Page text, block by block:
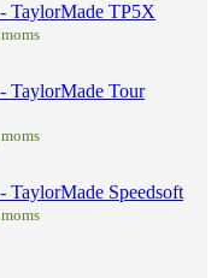
TaylorMade TP5X
TaylorMade Tour
Speedsoft